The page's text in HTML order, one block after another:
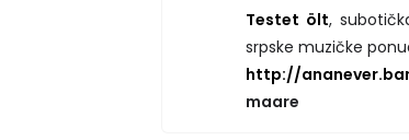
Testet ölt,
srpske muzičke
http://
maare